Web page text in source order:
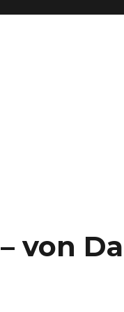
von